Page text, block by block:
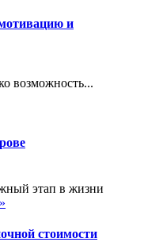
и
возможность...
этап в жизни
стоимости